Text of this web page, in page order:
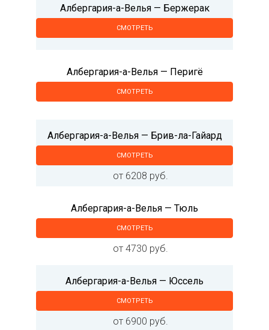
Албергария-а-Велья — Бержерак
СМОТРЕТЬ
Албергария-а-Велья — Перигё
СМОТРЕТЬ
Албергария-а-Велья — Брив-ла-Гайард
СМОТРЕТЬ
от 6208 руб.
Албергария-а-Велья — Тюль
СМОТРЕТЬ
от 4730 руб.
Албергария-а-Велья — Юссель
СМОТРЕТЬ
от 6900 руб.